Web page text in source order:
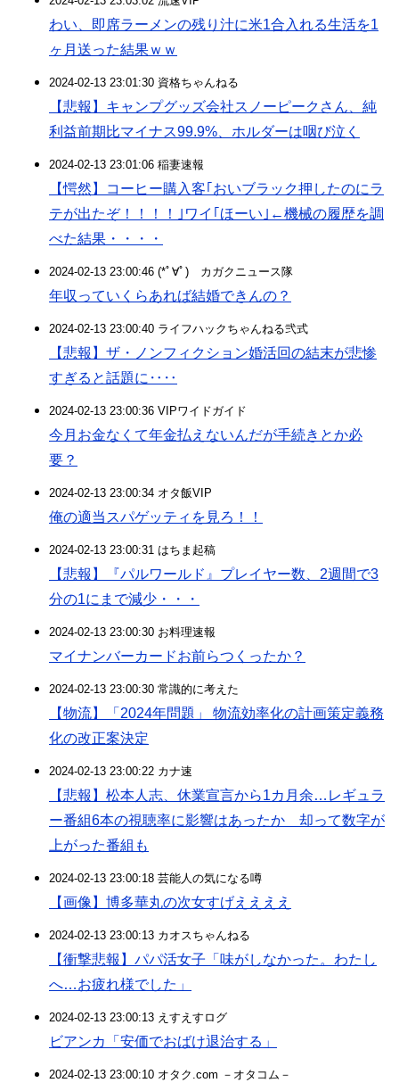
わい、即席ラーメンの残り汁に米1合入れる生活を1
ヶ月送った結果ｗｗ
2024-02-13 23:01:30 資格ちゃんねる
【悲報】キャンプグッズ会社スノーピークさん、純
利益前期比マイナス99.9%、ホルダーは咽び泣く
2024-02-13 23:01:06 稲妻速報
【愕然】コーヒー購入客｢おいブラック押したのにラ
テが出たぞ！！！！｣ワイ｢ほーい｣←機械の履歴を調
べた結果・・・・
2024-02-13 23:00:46 (*ﾟ∀ﾟ)ゞカガクニュース隊
年収っていくらあれば結婚できんの？
2024-02-13 23:00:40 ライフハックちゃんねる弐式
【悲報】ザ・ノンフィクション婚活回の結末が悲惨
すぎると話題に‥‥
2024-02-13 23:00:36 VIPワイドガイド
今月お金なくて年金払えないんだが手続きとか必
要？
2024-02-13 23:00:34 オタ飯VIP
俺の適当スパゲッティを見ろ！！
2024-02-13 23:00:31 はちま起稿
【悲報】『パルワールド』プレイヤー数、2週間で3
分の1にまで減少・・・
2024-02-13 23:00:30 お料理速報
マイナンバーカードお前らつくったか？
2024-02-13 23:00:30 常識的に考えた
【物流】「2024年問題」 物流効率化の計画策定義務
化の改正案決定
2024-02-13 23:00:22 カナ速
【悲報】松本人志、休業宣言から1カ月余…レギュラ
ー番組6本の視聴率に影響はあったか 却って数字が
上がった番組も
2024-02-13 23:00:18 芸能人の気になる噂
【画像】博多華丸の次女すげええええ
2024-02-13 23:00:13 カオスちゃんねる
【衝撃悲報】パパ活女子「味がしなかった。わたし
へ…お疲れ様でした」
2024-02-13 23:00:13 えすえすログ
ビアンカ「安価でおばけ退治する」
2024-02-13 23:00:10 オタク.com －オタコム－